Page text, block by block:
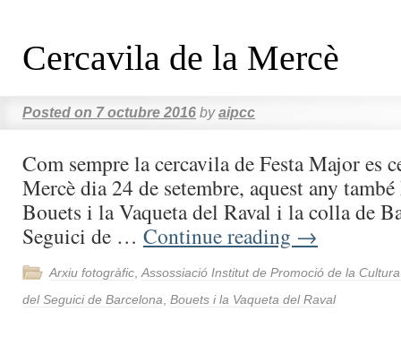
Cercavila de la Mercè
Posted on 7 octubre 2016 by aipcc
Com sempre la cercavila de Festa Major es
Mercè dia 24 de setembre, aquest any
Bouets i la Vaqueta del Raval i la colla de
Seguici de … Continue reading →
Arxiu fotogràfic Assossiació Institut de Promoció de la
del Seguici de Barcelona Bouets i la Vaqueta del Raval